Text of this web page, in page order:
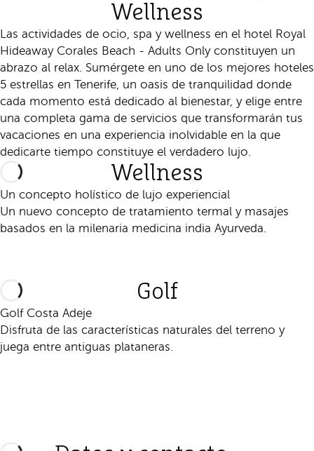
Wellness
Las actividades de ocio, spa y wellness en el hotel Royal
Hideaway Corales Beach - Adults Only constituyen un
abrazo al relax. Sumérgete en uno de los mejores hoteles
5 estrellas en Tenerife, un oasis de tranquilidad donde
cada momento está dedicado al bienestar, y elige entre
una completa gama de servicios que transformarán tus
vacaciones en una experiencia inolvidable en la que
dedicarte tiempo constituye el verdadero lujo.
Wellness
Un concepto holístico de lujo experiencial
Un nuevo concepto de tratamiento termal y masajes
basados en la milenaria medicina india Ayurveda.
Golf
Golf Costa Adeje
Disfruta de las características naturales del terreno y
juega entre antiguas plataneras.